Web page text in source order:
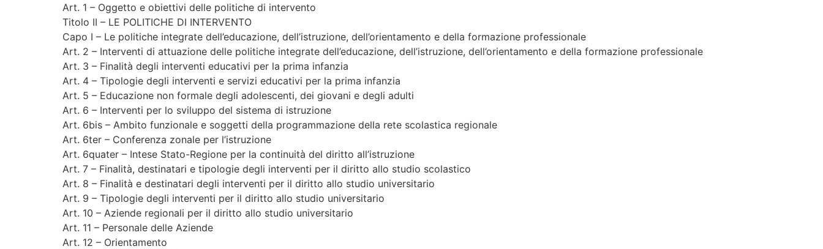
Art. 1 – Oggetto e obiettivi delle politiche di intervento
Titolo II – LE POLITICHE DI INTERVENTO
Capo I – Le politiche integrate dell’educazione, dell’istruzione, dell’orientamento e della formazione professionale
Art. 2 – Interventi di attuazione delle politiche integrate dell’educazione, dell’istruzione, dell’orientamento e della formazione professionale
Art. 3 – Finalità degli interventi educativi per la prima infanzia
Art. 4 – Tipologie degli interventi e servizi educativi per la prima infanzia
Art. 5 – Educazione non formale degli adolescenti, dei giovani e degli adulti
Art. 6 – Interventi per lo sviluppo del sistema di istruzione
Art. 6bis – Ambito funzionale e soggetti della programmazione della rete scolastica regionale
Art. 6ter – Conferenza zonale per l’istruzione
Art. 6quater – Intese Stato-Regione per la continuità del diritto all’istruzione
Art. 7 – Finalità, destinatari e tipologie degli interventi per il diritto allo studio scolastico
Art. 8 – Finalità e destinatari degli interventi per il diritto allo studio universitario
Art. 9 – Tipologie degli interventi per il diritto allo studio universitario
Art. 10 – Aziende regionali per il diritto allo studio universitario
Art. 11 – Personale delle Aziende
Art. 12 – Orientamento